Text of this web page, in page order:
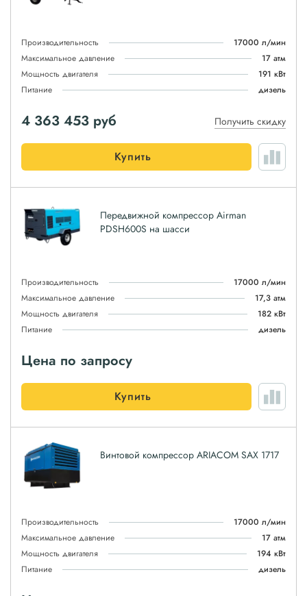
Производительность
17000 л/мин
Максимальное давление
17 атм
Мощность двигателя
191 кВт
Питание
дизель
4 363 453 руб Получить скидку
Купить
Передвижной компрессор Airman
PDSH600S на шасси
Производительность
17000 л/мин
Максимальное давление
17,3 атм
Мощность двигателя
182 кВт
Питание
дизель
Цена по запросу
Купить
Винтовой компрессор ARIACOM SAX 1717
Производительность
17000 л/мин
Максимальное давление
17 атм
Мощность двигателя
194 кВт
Питание
дизель